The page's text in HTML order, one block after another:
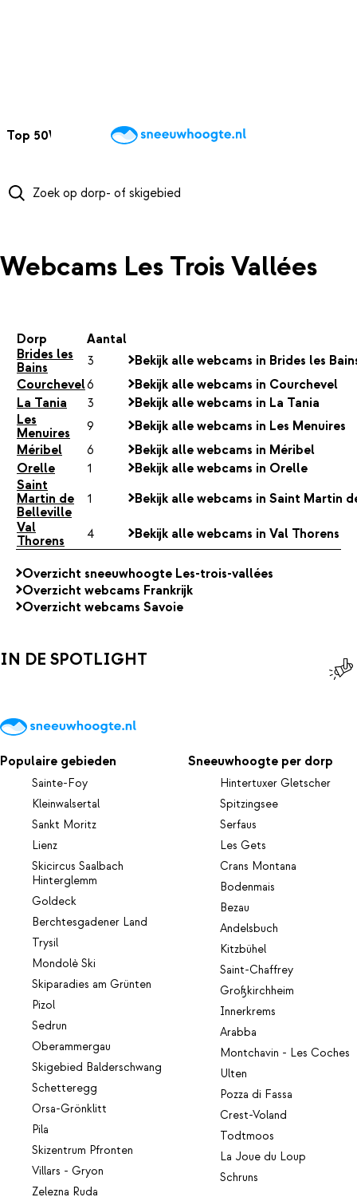
Top 50Webcams WintersportweerKaarten
Webcams Les Trois Vallées
Dorp
Aantal
Brides les
Bains
3
Bekijk alle webcams in Brides les
Courchevel6
Bekijk alle webcams in Courchevel
La Tania
3
Bekijk alle webcams in La Tania
Les
Menuires
9
Bekijk alle webcams in Les Menuires
Méribel
6
Bekijk alle webcams in Méribel
Orelle
1
Bekijk alle webcams in Orelle
Saint
Martin de
Belleville
1
Bekijk alle webcams in Saint Martin
Val
Thorens
4 Bekijk alle webcams in Val Thorens
Overzicht sneeuwhoogte Les-trois-vallées
Overzicht webcams Frankrijk
Overzicht webcams Savoie
IN DE SPOTLIGHT
Populaire gebieden
Sainte-Foy
Kleinwalsertal
Sankt Moritz
Lienz
Skicircus Saalbach
Hinterglemm
Goldeck
Berchtesgadener Land
Trysil
Mondolè Ski
Skiparadies am Grünten
Pizol
Sedrun
Oberammergau
Skigebied Balderschwang
Schetteregg
Orsa-Grönklitt
Pila
Skizentrum Pfronten
Villars - Gryon
Zelezna Ruda
Sneeuwhoogte per dorp
Hintertuxer Gletscher
Spitzingsee
Serfaus
Les Gets
Crans Montana
Bodenmais
Bezau
Andelsbuch
Kitzbühel
Saint-Chaffrey
Großkirchheim
Innerkrems
Arabba
Montchavin - Les Coches
Ulten
Pozza di Fassa
Crest-Voland
Todtmoos
La Joue du Loup
Schruns